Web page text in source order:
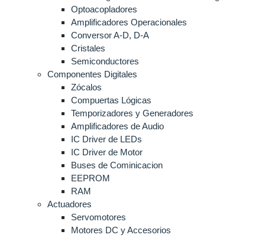
Optoacopladores
Amplificadores Operacionales
Conversor A-D, D-A
Cristales
Semiconductores
Componentes Digitales
Zócalos
Compuertas Lógicas
Temporizadores y Generadores
Amplificadores de Audio
IC Driver de LEDs
IC Driver de Motor
Buses de Cominicacion
EEPROM
RAM
Actuadores
Servomotores
Motores DC y Accesorios